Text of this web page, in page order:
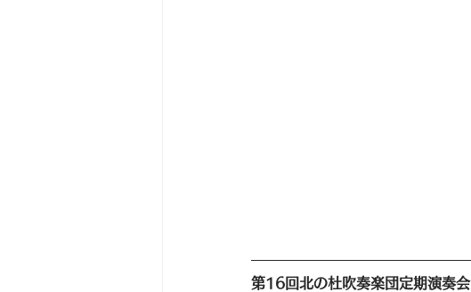
第16回北の杜吹奏楽団定期演奏会